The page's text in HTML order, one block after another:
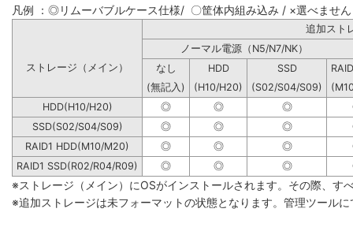
凡例 ：◎リムーバブルケース仕様/ 〇筐体内組み込み / ×選べません
追
ノーマル電源（N5/N7/NK）
ストレージ（メイン）
なし HDD SSD
(無記入)
(H10/H20) (S02/S04/S09)
HDD(H10/H20)
◎ ◎ ◎
SSD(S02/S04/S09)
◎ ◎ ◎
RAID1 HDD(M10/M20)
◎ ◎ ◎
RAID1 SSD(R02/R04/R09)
◎ ◎ ◎
※ストレージ（メイン）にOSがインストールされます。その際、す
※追加ストレージは未フォーマットの状態となります。管理ツール